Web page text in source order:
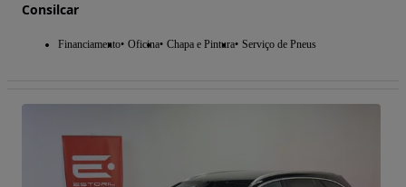
Consilcar
Financiamento Oficina Chapa e Pintura Serviço de Pneus